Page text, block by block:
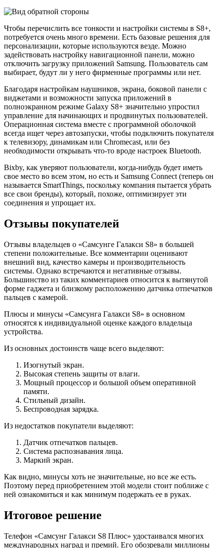
Чтобы перечислить все тонкости и настройки системы в S8+,
потребуется очень много времени. Есть базовые решения для
персонализации, которые используются везде. Можно
задействовать настройку навигационной панели, можно
отключить загрузку приложений Samsung. Пользователь сам
выбирает, будут ли у него фирменные программы или нет.
Благодаря настройкам наушников, экрана, боковой панели с
виджетами и возможности запуска приложений в
полноэкранном режиме Galaxy S8+ значительно упростил
управление для начинающих и продвинутых пользователей.
Операционная система вместе с программной оболочкой
всегда ищет через автозапуски, чтобы подключить покупателя
к телевизору, динамикам или Chromecast, или без
необходимости открывать что-то вроде настроек Bluetooth.
Bixby, как уверяют пользователи, когда-нибудь будет иметь
свое место во всем этом, но есть и Samsung Connect (теперь он
называется SmartThings, поскольку компания пытается убрать
все свои бренды), который, похоже, оптимизирует эти
соединения и упрощает их.
Отзывы покупателей
Отзывы владельцев о «Самсунге Галакси S8» в большей
степени положительные. Все комментарии оценивают
внешний вид, качество камеры и производительность
системы. Однако встречаются и негативные отзывы.
Большинство из таких комментариев относится к вытянутой
форме гаджета и близкому расположению датчика отпечатков
пальцев с камерой.
Плюсы и минусы «Самсунга Галакси S8» в основном
относятся к индивидуальной оценке каждого владельца
устройства.
Из основных достоинств чаще всего выделяют:
Изогнутый экран.
Высокая степень защиты от влаги.
Мощный процессор и большой объем оперативной
памяти.
Стильный дизайн.
Беспроводная зарядка.
Из недостатков покупатели выделяют:
Датчик отпечатков пальцев.
Система распознавания лица.
Маркий экран.
Как видно, минусы хоть не значительные, но все же есть.
Поэтому перед приобретением этой модели стоит поближе с
ней ознакомиться и как минимум подержать ее в руках.
Итоговое решение
Телефон «Самсунг Галакси S8 Плюс» удостаивался многих
международных наград и премий. Его обозревали миллионы